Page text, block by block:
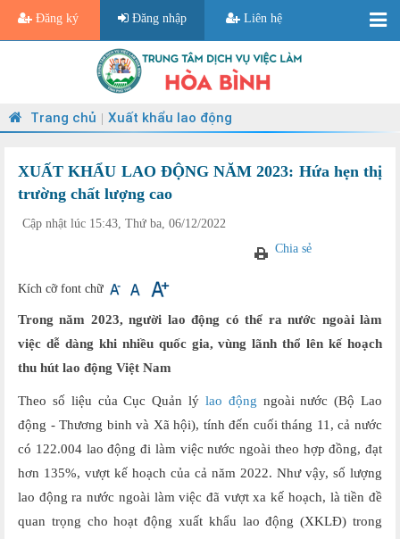
Đăng ký Đăng nhập Liên hệ
Trang chủ Xuất khẩu lao động
XUẤT KHẨU LAO ĐỘNG NĂM 2023: Hứa hẹn thị
trường chất lượng cao
Cập nhật lúc 15:43, Thứ ba, 06/12/2022
Chia sẻ
Kích cỡ font chữ
Trong năm 2023, người lao động có thể ra nước ngoài làm
việc dễ dàng khi nhiều quốc gia, vùng lãnh thổ lên kế hoạch
thu hút lao động Việt Nam
Theo số liệu của Cục Quản lý lao động ngoài nước (Bộ Lao
động - Thương binh và Xã hội), tính đến cuối tháng 11, cả nước
có 122.004 lao động đi làm việc nước ngoài theo hợp đồng, đạt
hơn 135%, vượt kế hoạch của cả năm 2022. Như vậy, số lượng
lao động ra nước ngoài làm việc đã vượt xa kế hoạch, là tiền đề
quan trọng cho hoạt động xuất khẩu lao động (XKLĐ) trong